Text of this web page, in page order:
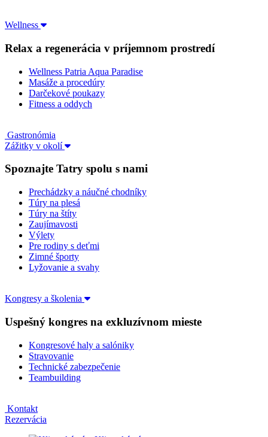
Wellness
Relax a regenerácia v príjemnom prostredí
Wellness Patria Aqua Paradise
Masáže a procedúry
Darčekové poukazy
Fitness a oddych
Gastronómia
Zážitky v okolí
Spoznajte Tatry spolu s nami
Prechádzky a náučné chodníky
Túry na plesá
Túry na štíty
Zaujímavosti
Výlety
Pre rodiny s deťmi
Zimné športy
Lyžovanie a svahy
Kongresy a školenia
Uspešný kongres na exkluzívnom mieste
Kongresové haly a salóniky
Stravovanie
Technické zabezpečenie
Teambuilding
Kontakt
Rezervácia